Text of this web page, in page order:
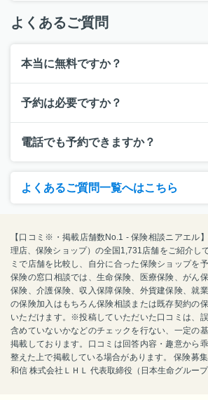
よくあるご質問
本当に無料ですか？
予約は必要ですか？
電話でも予約できますか？
よくあるご質問一覧へはこちら
【口コミ※・掲載店舗数No.1 - 保険相談ニアエル
理店、保険ショップ）の全国1,731店舗をご紹介し
ミで店舗を比較し、自分に合った保険ショップを
保険の窓口相談では、生命保険、医療保険、がん
保険、介護保険、収入保障保険、外貨建保険、就
の保険加入はもちろん保険相談または既存契約の
いただけます。※投稿していただいた口コミは、
含めていないかなどのチェックを行ない、一定の
掲載しております。口コミは回答内容・趣意から
整えた上で掲載している場合があります。 保険募
和信 株式会社ＬＨＬ 代表取締役（日本生命グループ